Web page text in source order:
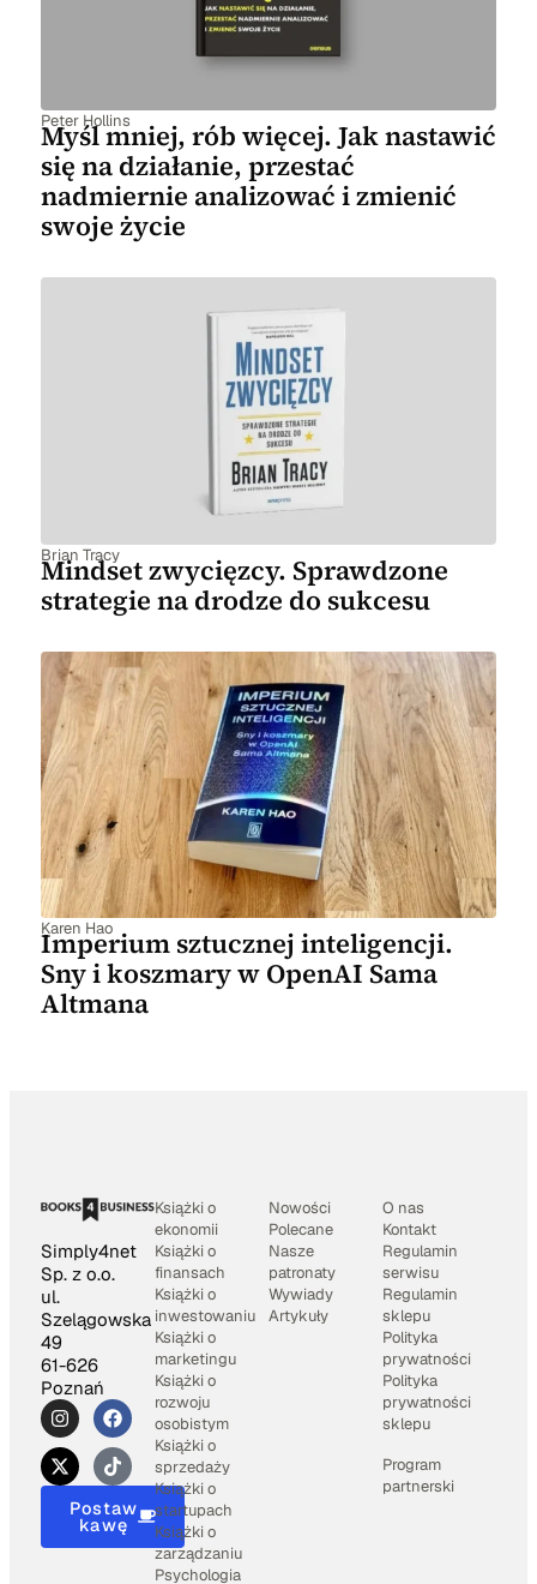
Peter Hollins
Myśl mniej, rób więcej. Jak nastawić
się na działanie, przestać
nadmiernie analizować i zmienić
swoje życie
Brian Tracy
Mindset zwycięzcy. Sprawdzone
strategie na drodze do sukcesu
Karen Hao
Imperium sztucznej inteligencji.
Sny i koszmary w OpenAI Sama
Altmana
Simply4net
Sp. z o.o.
ul.
Szelągowska
49
61-626
Poznań
Postaw
kawę
Książki o
ekonomii
Książki o
finansach
Książki o
inwestowaniu
Książki o
marketingu
Książki o
rozwoju
osobistym
Książki o
sprzedaży
Książki o
startupach
Książki o
zarządzaniu
Psychologia
Nowości
Polecane
Nasze
patronaty
Wywiady
Artykuły
O nas
Kontakt
Regulamin
serwisu
Regulamin
sklepu
Polityka
prywatności
Polityka
prywatności
sklepu
Program
partnerski